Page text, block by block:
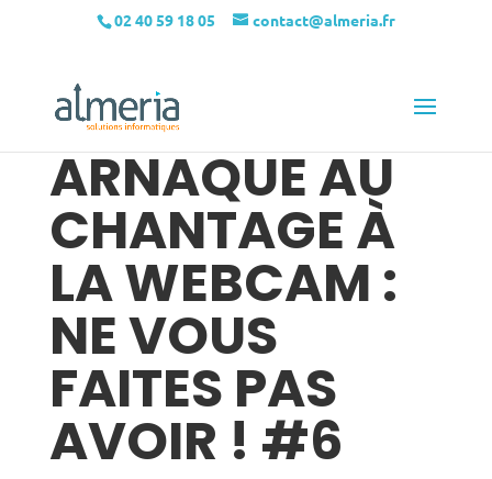
02 40 59 18 05 contact@almeria.fr
ARNAQUE AU
CHANTAGE À
LA WEBCAM :
NE VOUS
FAITES PAS
AVOIR ! #6